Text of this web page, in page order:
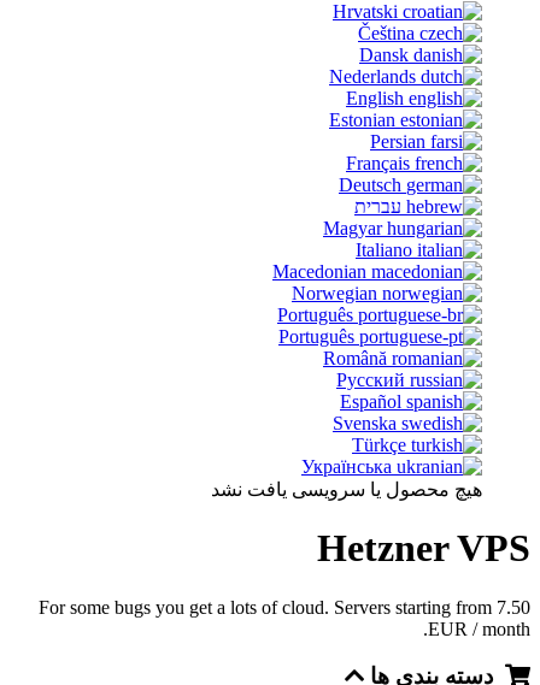
Hrvatski
Čeština
Dansk
Nederlands
English
Estonian
Persian
Français
Deutsch
עברית
Magyar
Italiano
Macedonian
Norwegian
Português
Português
Română
Русский
Español
Svenska
Türkçe
Українська
هیچ محصول یا سرویسی یافت نشد
Hetzner VPS
For some bugs you get a lots of cloud. Servers starting from 7.50
EUR / month.
دسته بندی ها